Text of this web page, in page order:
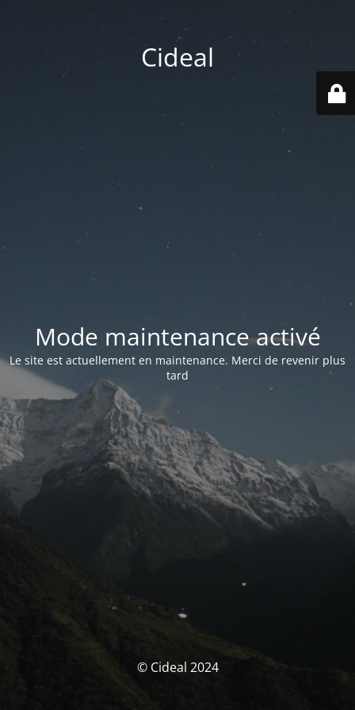
Cideal
Mode maintenance activé
Le site est actuellement en maintenance. Merci de revenir plus
tard
© Cideal 2024